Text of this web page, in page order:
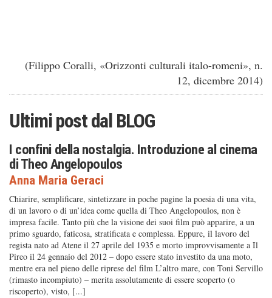
(Filippo Coralli, «Orizzonti culturali italo-romeni», n.
12, dicembre 2014)
Ultimi post dalBLOG
I confini della nostalgia. Introduzione al cinema
di Theo Angelopoulos
Anna Maria Geraci
Chiarire, semplificare, sintetizzare in poche pagine la poesia di una vita,
di un lavoro o di un’idea come quella di Theo Angelopoulos, non è
impresa facile. Tanto più che la visione dei suoi film può apparire, a un
primo sguardo, faticosa, stratificata e complessa. Eppure, il lavoro del
regista nato ad Atene il 27 aprile del 1935 e morto improvvisamente a Il
Pireo il 24 gennaio del 2012 – dopo essere stato investito da una moto,
mentre era nel pieno delle riprese del film L’altro mare, con Toni Servillo
(rimasto incompiuto) – merita assolutamente di essere scoperto (o
riscoperto), visto, [...]